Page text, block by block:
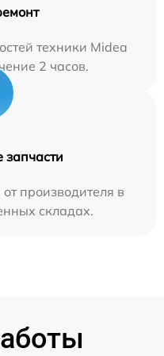
техники Midea
2 часов.
производителя в
складах.